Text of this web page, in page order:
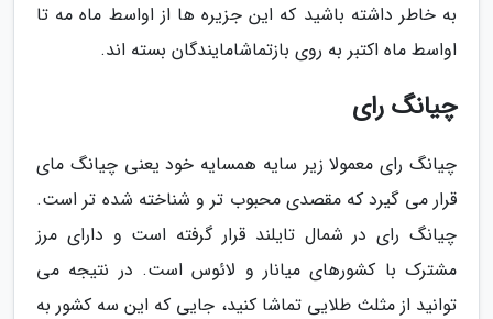
به خاطر داشته باشید که این جزیره ها از اواسط ماه مه تا
اواسط ماه اکتبر به روی بازتماشامایندگان بسته اند.
چیانگ رای
چیانگ رای معمولا زیر سایه همسایه خود یعنی چیانگ مای
قرار می گیرد که مقصدی محبوب تر و شناخته شده تر است.
چیانگ رای در شمال تایلند قرار گرفته است و دارای مرز
مشترک با کشورهای میانار و لائوس است. در نتیجه می
توانید از مثلث طلایی تماشا کنید، جایی که این سه کشور به